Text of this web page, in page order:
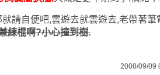
請自便吧,雲遊去就雲遊去,老帶著筆
練棍啊?小心撞到樹.
2008/09/09